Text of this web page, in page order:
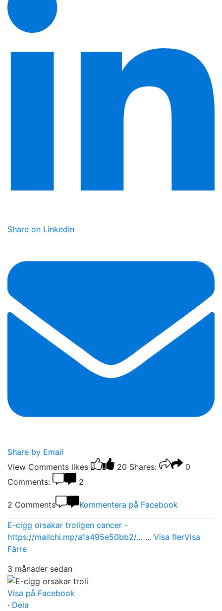
Share on LinkedIn
Share by Email
View Comments likes 20 Shares:
0
Comments:
2
2 Comments Kommentera på Facebook
E-cigg orsakar troligen cancer -
https://mailchi.mp/a1a495e50bb2/… ... Visa flerVisa
Färre
3 månader sedan
Visa på Facebook
· Dela